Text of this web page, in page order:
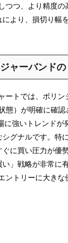
つつ、より精度
より、損切り幅
ャーバンドの
ートでは、ボリ
態）が明確に確
に強いトレンド
グナルです。特
に買い圧力が優
」戦略が非常に
トリーに大きな